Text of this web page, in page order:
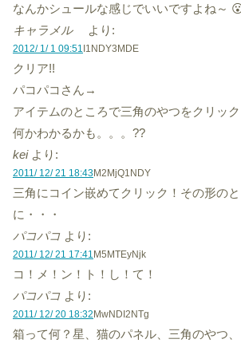
なんかシュールな感じでいいですよね～
キャラメル
より:
2012/ 1/ 1 09:51 I1NDY3MDE
クリア!!
パコパコさん→
アイテムのところで三角のやつをクリッ
何かわかるかも。。。??
kei より:
2011/ 12/ 21 18:43M2MjQ1NDY
三角にコイン嵌めてクリック！その形の
に・・・
パコパコ より:
2011/ 12/ 21 17:41 M5MTEyNjk
コ！メ！ン！ト！し！て！
パコパコ より:
2011/ 12/ 20 18:32MwNDI2NTg
箱って何？星、猫のパネル、三角のやつ